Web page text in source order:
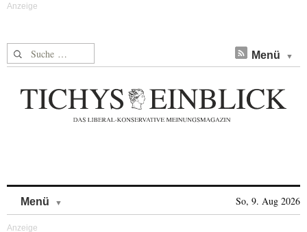
Suche nach: Menü
Menü So, 9. Aug 2026